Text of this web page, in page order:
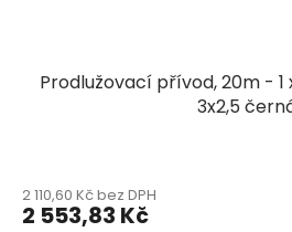
Prodlužovací přívod, 20m - 1
3x2,5
2 110,60 Kč bez DPH
2 553,83 Kč